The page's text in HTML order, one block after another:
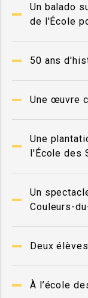
Un balado
de l'École
50 ans
Une œuvre
Une
l'École des
Un
Couleurs-
Deux
À l’école